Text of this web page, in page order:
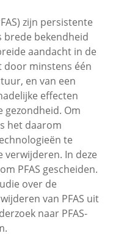
zijn persistente
brede bekendheid
aandacht in de
door minstens één
en van een
effecten
gezondheid. Om
het daarom
te
verwijderen. In deze
PFAS gescheiden.
over de
van PFAS uit
naar PFAS-